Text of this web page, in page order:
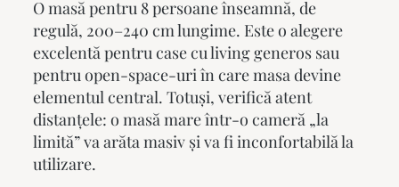
O masă pentru 8 persoane înseamnă, de
regulă, 200–240 cm lungime. Este o alegere
excelentă pentru case cu living generos sau
pentru open-space-uri în care masa devine
elementul central. Totuși, verifică atent
distanțele: o masă mare într-o cameră „la
limită” va arăta masiv și va fi inconfortabilă la
utilizare.